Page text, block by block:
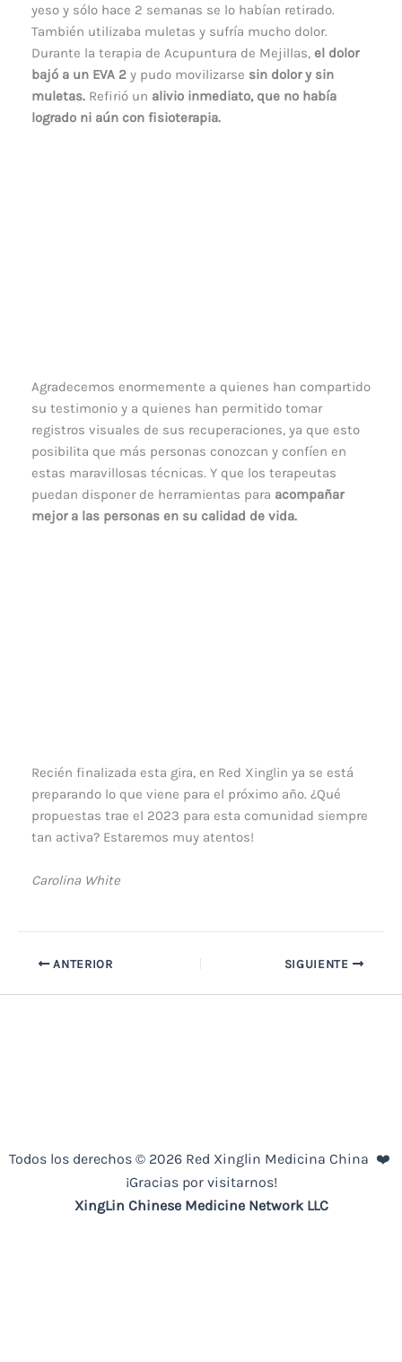
yeso y sólo hace 2 semanas se lo habían retirado.
También utilizaba muletas y sufría mucho dolor.
Durante la terapia de Acupuntura de Mejillas, el dolor
bajó a un EVA 2 y pudo movilizarse sin dolor y sin
muletas. Refirió un alivio inmediato, que no había
logrado ni aún con fisioterapia.
Agradecemos enormemente a quienes han compartido
su testimonio y a quienes han permitido tomar
registros visuales de sus recuperaciones, ya que esto
posibilita que más personas conozcan y confíen en
estas maravillosas técnicas. Y que los terapeutas
puedan disponer de herramientas para acompañar
mejor a las personas en su calidad de vida.
Recién finalizada esta gira, en Red Xinglin ya se está
preparando lo que viene para el próximo año. ¿Qué
propuestas trae el 2023 para esta comunidad siempre
tan activa? Estaremos muy atentos!
Carolina White
ANTERIOR SIGUIENTE
Todos los derechos © 2026 Red Xinglin Medicina China ❤️
¡Gracias por visitarnos!
XingLin Chinese Medicine Network LLC